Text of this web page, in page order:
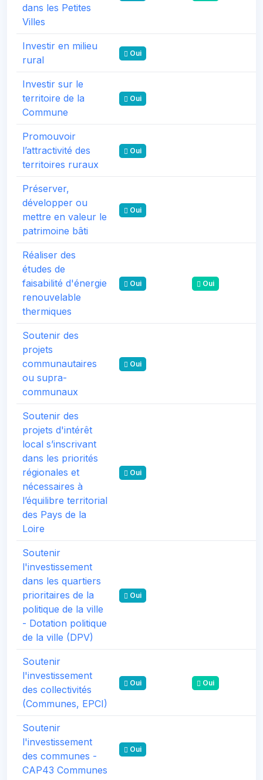
dans les Petites
Villes
Investir en milieu
rural
Oui
Investir sur le
territoire de la
Commune
Oui
Promouvoir
l’attractivité des
territoires ruraux
Oui
Préserver,
développer ou
mettre en valeur le
patrimoine bâti
Oui
Réaliser des
études de
faisabilité d'énergie
renouvelable
thermiques
Oui Oui
Soutenir des
projets
communautaires
ou supra-
communaux
Oui
Soutenir des
projets d'intérêt
local s’inscrivant
dans les priorités
régionales et
nécessaires à
l’équilibre territorial
des Pays de la
Loire
Oui
Soutenir
l'investissement
dans les quartiers
prioritaires de la
politique de la ville
- Dotation politique
de la ville (DPV)
Oui
Soutenir
l'investissement
des collectivités
(Communes, EPCI)
Oui Oui
Soutenir
l'investissement
des communes -
CAP43 Communes
Oui